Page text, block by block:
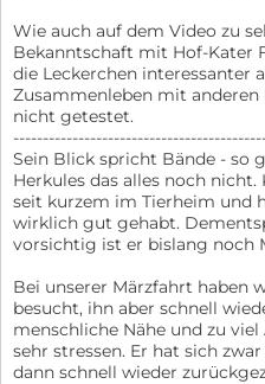
Wie auch auf dem Video zu
Bekanntschaft mit Hof-Kater
die Leckerchen interessanter
Zusammenleben mit
nicht getestet.
Sein Blick spricht Bände - so
Herkules das alles noch
seit kurzem im Tierheim und
wirklich gut gehabt.
vorsichtig ist er bislang noch
Bei unserer Märzfahrt haben
besucht, ihn aber schnell
menschliche Nähe und zu
sehr stressen. Er hat sich
dann schnell wieder